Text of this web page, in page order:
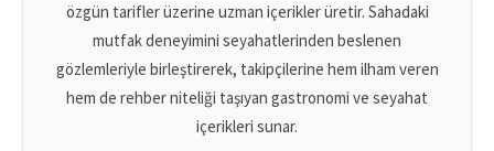
özgün tarifler üzerine uzman içerikler üretir. Sahadaki
mutfak deneyimini seyahatlerinden beslenen
gözlemleriyle birleştirerek, takipçilerine hem ilham veren
hem de rehber niteliği taşıyan gastronomi ve seyahat
içerikleri sunar.